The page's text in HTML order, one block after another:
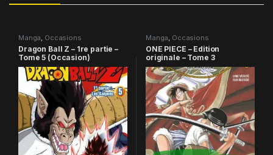
Manga, Occasions
Dragon Ball Z – 1re partie –
Tome 5 (Occasion)
Manga, Occasions
ONE PIECE – Edition
originale – Tome 3